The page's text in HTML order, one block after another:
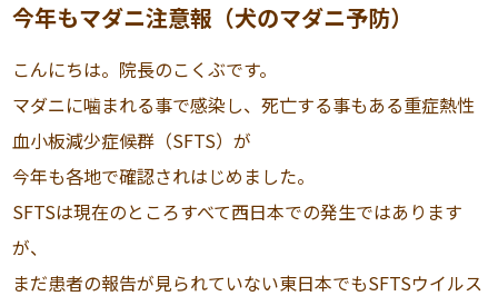
今年もマダニ注意報（犬のマダニ予防）
こんにちは。院長のこくぶです。
マダニに噛まれる事で感染し、死亡する事もある重症熱性
血小板減少症候群（SFTS）が
今年も各地で確認されはじめました。
SFTSは現在のところすべて西日本での発生ではあります
が、
まだ患者の報告が見られていない東日本でもSFTSウイルス